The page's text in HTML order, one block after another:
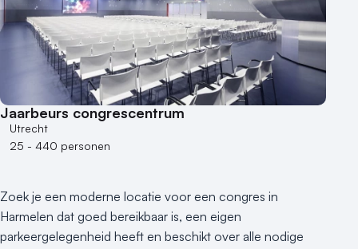
Aantal personen
1 - 50 personen
50 - 100 personen
100 - 250 personen
250 - 500 personen
500+ personen
Bijzondere locaties
Duurzame locatie
Groene locatie
Heisessie
Jaarbeurs congrescentrum
Utrecht
25 - 440 personen
Zoek je een moderne locatie voor een congres in
Harmelen dat goed bereikbaar is, een eigen
parkeergelegenheid heeft en beschikt over alle nodige